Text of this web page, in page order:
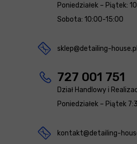
Poniedziałek – Piątek:
Sobota: 10:00-15:00
sklep@detailing-house.pl
727 001 751
Dział Handlowy i
Poniedziałek – Piątek
kontakt@detailing-